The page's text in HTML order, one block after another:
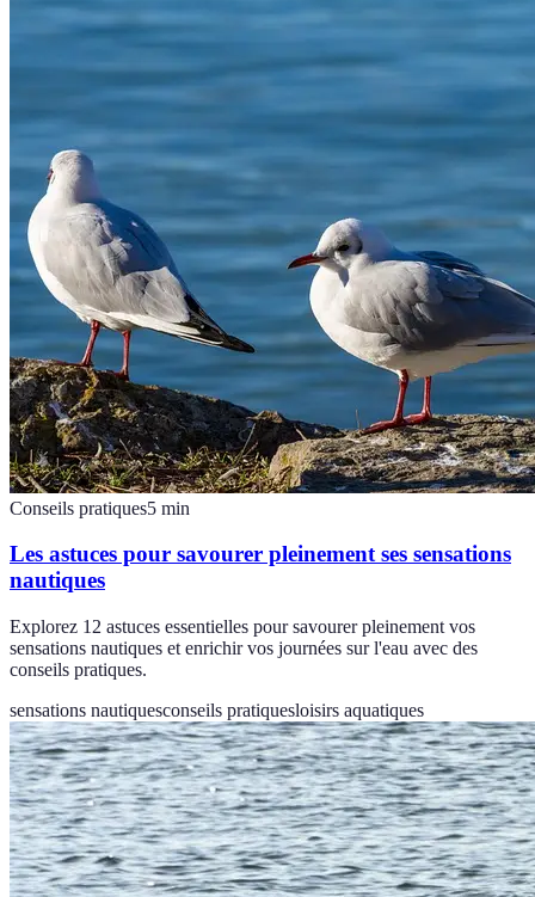
Conseils pratiques5 min
Les astuces pour savourer pleinement ses sensations
nautiques
Explorez 12 astuces essentielles pour savourer pleinement vos
sensations nautiques et enrichir vos journées sur l'eau avec des
conseils pratiques.
sensations nautiquesconseils pratiquesloisirs aquatiques